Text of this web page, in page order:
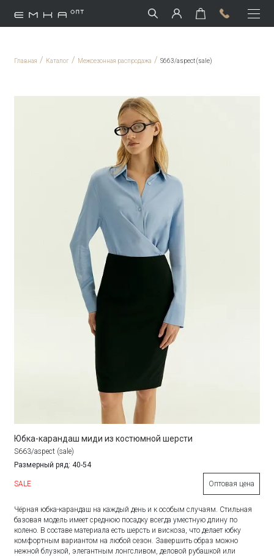
Главная / Каталог / Межсезонная распродажа / S663/aspect (sale)
Юбка-карандаш миди из костюмной шерсти
S663/aspect (sale)
Размерный ряд: 40-54
SALE Оптовая цена
Чёрная юбка-карандаш на каждый день и к особым случаям. Стильная
базовая модель имеет среднюю посадку всегда уместную длину по
колено. В составе материала есть шерсть и вискоза, что делает юбку
комфортным вариантом на любой сезон. Завершить образ можно
нежной блузкой, элегантным лонгсливом, деловой рубашкой или